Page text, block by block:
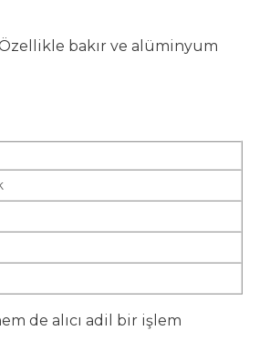
bakır ve alüminyum
de alıcı adil bir işlem